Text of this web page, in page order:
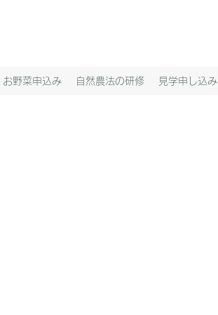
お野菜申込み 自然農法の研修 見学申し込み